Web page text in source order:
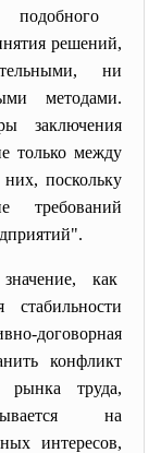
подобного
решений,
ни
методами.
заключения
только между
поскольку
требований
как
стабильности
договорная
конфликт
рынка труда,
на
интересов,